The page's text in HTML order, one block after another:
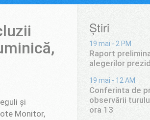
și
Monitor,
Știri
19 mai - 2 PM
Raport
alegerilor
19 mai - 12 AM
Conferinta de
observării
ora 13